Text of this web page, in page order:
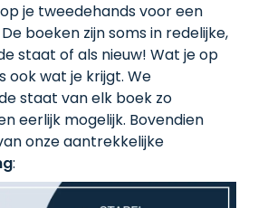
je tweedehands voor een
boeken zijn soms in redelijke,
staat of als nieuw! Wat je op
ook wat je krijgt. We
staat van elk boek zo
eerlijk mogelijk. Bovendien
onze aantrekkelijke
: